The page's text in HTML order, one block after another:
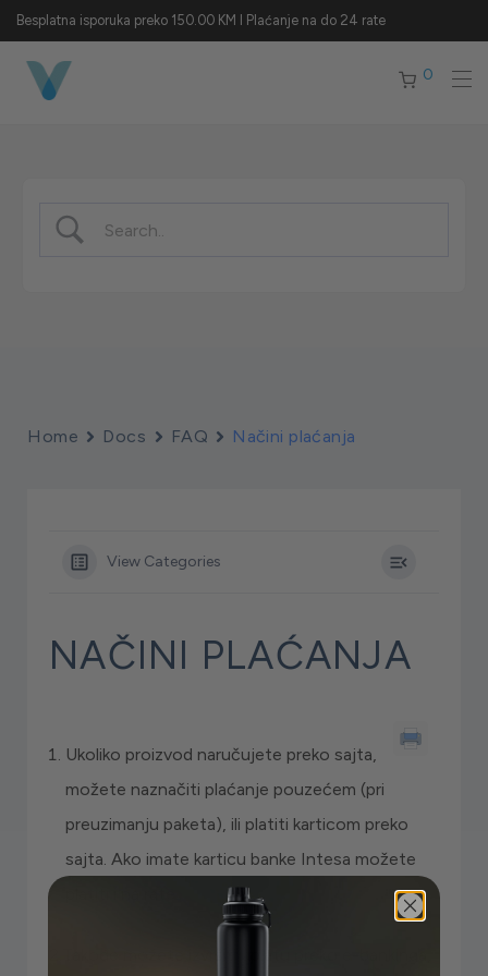
Besplatna isporuka preko 150.00 KM I Plaćanje na do 24 rate
0
Home Docs FAQ Načini plaćanja
View Categories
NAČINI PLAĆANJA
Ukoliko proizvod naručujete preko sajta,
možete naznačiti plaćanje pouzećem (pri
preuzimanju paketa), ili platiti karticom preko
sajta. Ako imate karticu banke Intesa možete